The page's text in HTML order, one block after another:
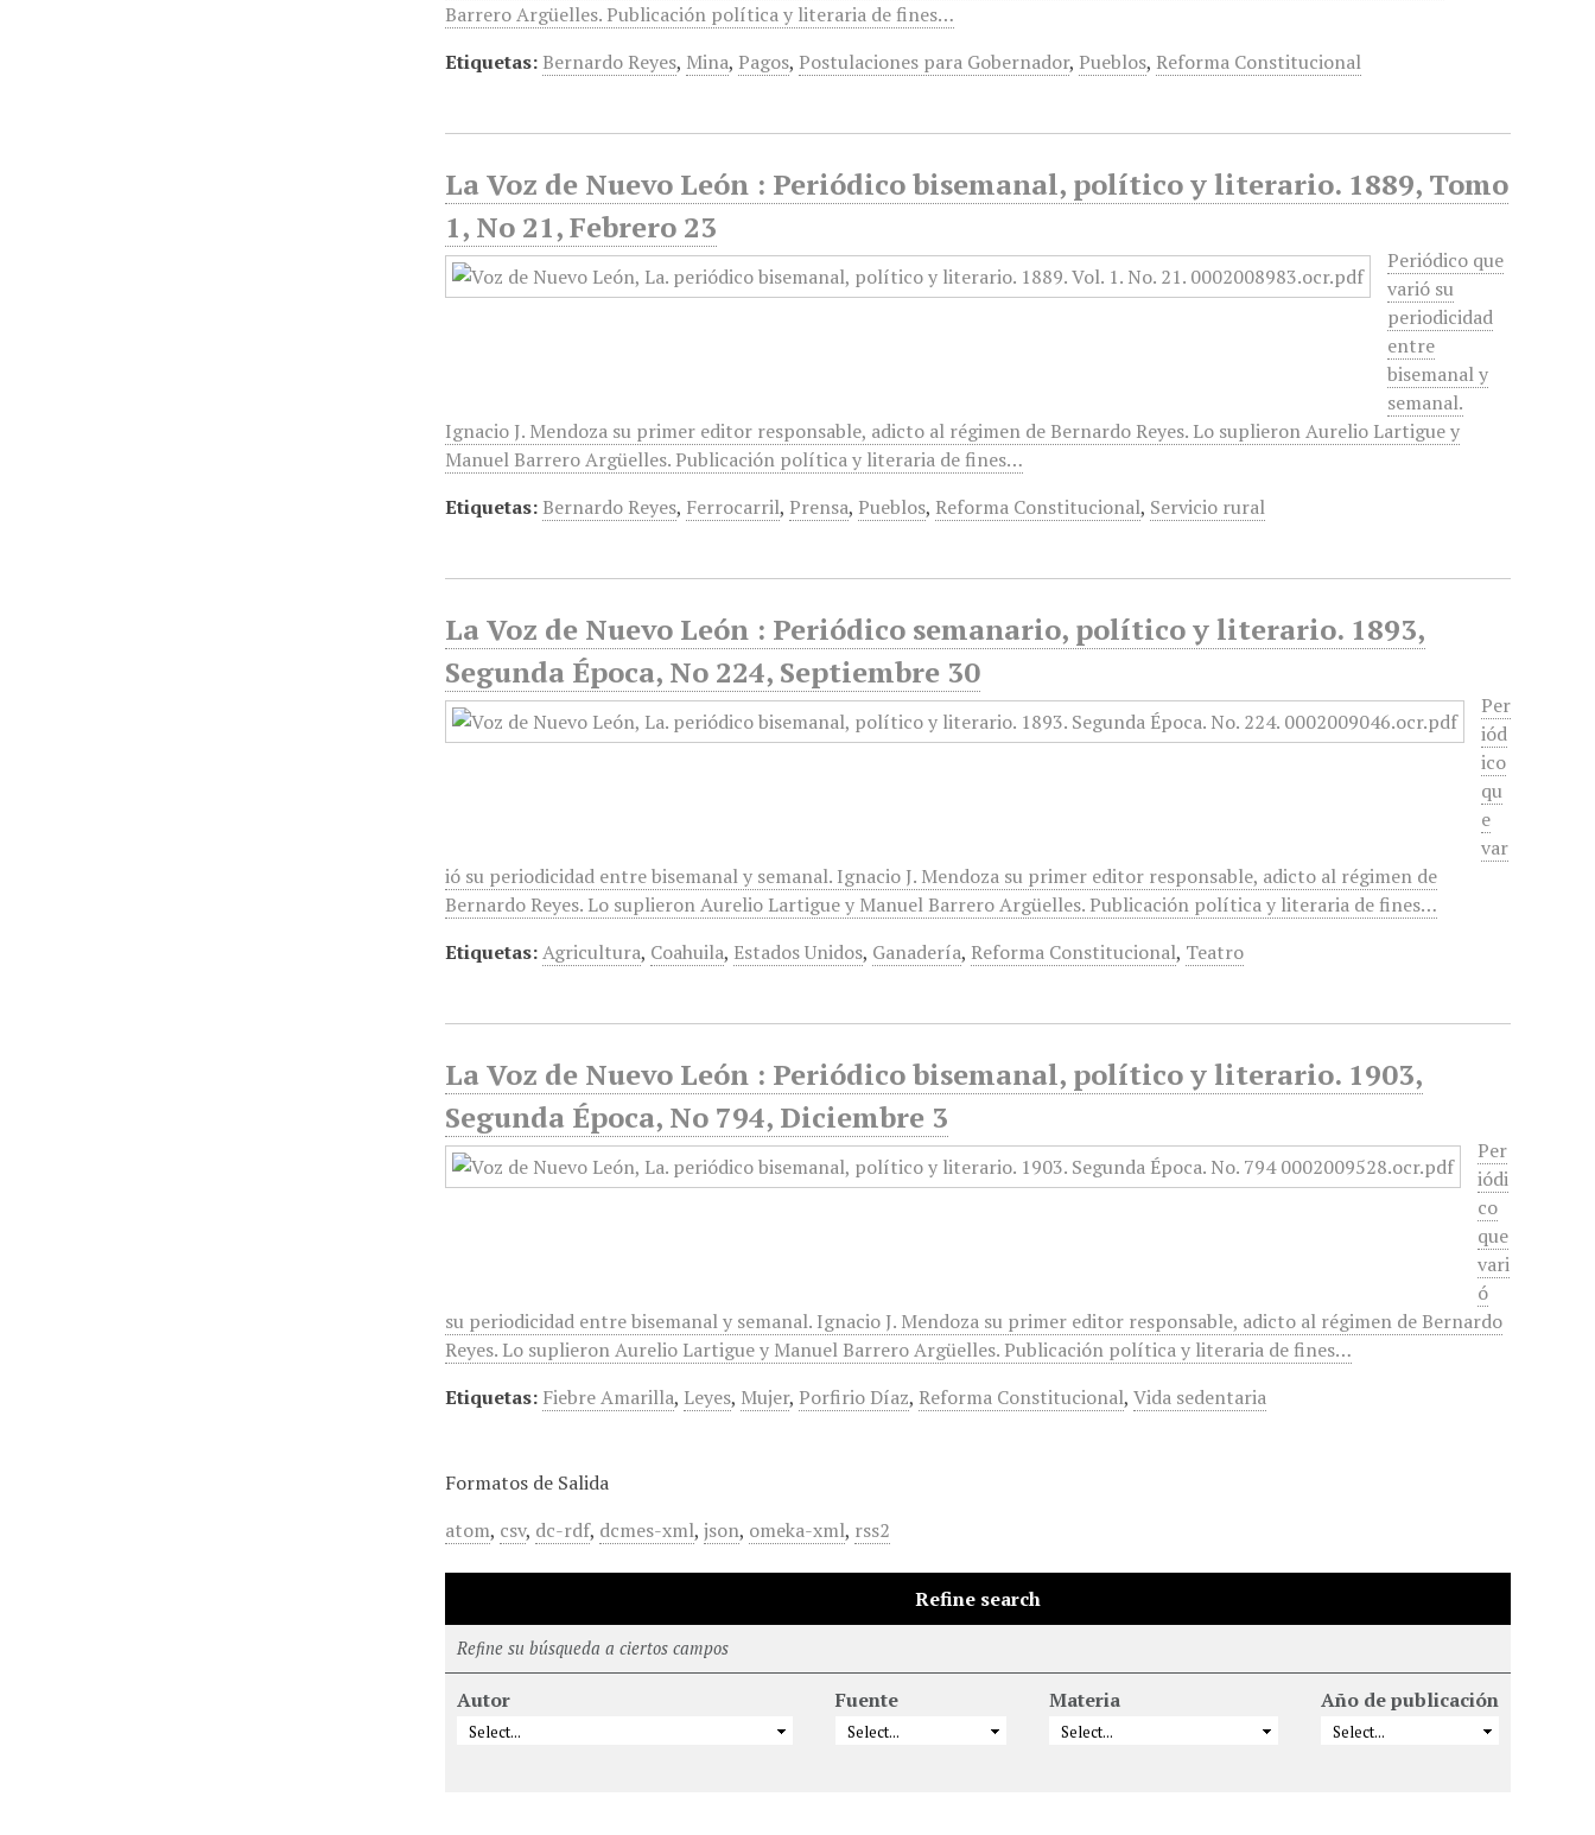
Barrero Argüelles. Publicación política y literaria de fines…
Etiquetas: Bernardo Reyes, Mina, Pagos, Postulaciones para Gobernador, Pueblos, Reforma Constitucional
La Voz de Nuevo León : Periódico bisemanal, político y literario. 1889, Tomo
1, No 21, Febrero 23
Periódico que
varió su
periodicidad
entre
bisemanal y
semanal.
Ignacio J. Mendoza su primer editor responsable, adicto al régimen de Bernardo Reyes. Lo suplieron Aurelio Lartigue y
Manuel Barrero Argüelles. Publicación política y literaria de fines…
Etiquetas: Bernardo Reyes, Ferrocarril, Prensa, Pueblos, Reforma Constitucional, Servicio rural
La Voz de Nuevo León : Periódico semanario, político y literario. 1893,
Segunda Época, No 224, Septiembre 30
Per
iód
ico
qu
e
var
ió su periodicidad entre bisemanal y semanal. Ignacio J. Mendoza su primer editor responsable, adicto al régimen de
Bernardo Reyes. Lo suplieron Aurelio Lartigue y Manuel Barrero Argüelles. Publicación política y literaria de fines…
Etiquetas:Agricultura, Coahuila, Estados Unidos, Ganadería, Reforma Constitucional, Teatro
La Voz de Nuevo León : Periódico bisemanal, político y literario. 1903,
Segunda Época, No 794, Diciembre 3
Per
iódi
co
que
vari
ó
su periodicidad entre bisemanal y semanal. Ignacio J. Mendoza su primer editor responsable, adicto al régimen de Bernardo
Reyes. Lo suplieron Aurelio Lartigue y Manuel Barrero Argüelles. Publicación política y literaria de fines…
Etiquetas: Fiebre Amarilla, Leyes, Mujer, Porfirio Díaz, Reforma Constitucional,Vida sedentaria
Formatos de Salida
atom, csv, dc-rdf, dcmes-xml,json, omeka-xml, rss2
Refine search
Refine su búsqueda a ciertos campos
Autor Fuente Materia Año de publicación